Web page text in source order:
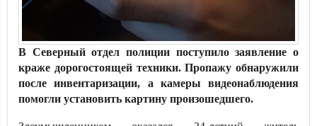
В Северный отдел полиции поступило заявление о
краже дорогостоящей техники. Пропажу обнаружили
после инвентаризации, а камеры видеонаблюдения
помогли установить картину произошедшего.